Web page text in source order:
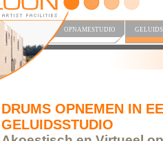
OPNAMESTUDIO
DRUMS OPNEMEN IN
GELUIDSSTUDIO